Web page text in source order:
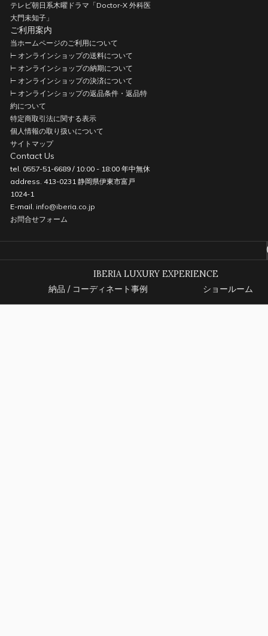
テレビ朝日系木曜ドラマ「Doctor-X 外科医
大門未知子」
ご利用案内
当ホームページのご利用について
⊢ オンラインショップの送料について
⊢ オンラインショップの納期について
⊢ オンラインショップの決済について
⊢ オンラインショップの返品条件・返品特
約について
特定商取引法に関する表示
個人情報の取り扱いについて
サイトマップ
Contact Us
tel. 0557-51-6689 / 10:00 - 18:00 年中無休
address. 413-0231 静岡県伊東市富戸
1024-1
E-mail. info@iberia.co.jp
お問合せフォーム
IBERIA LUXURY EXPERIENCE
納品 / コーディネート事例
ショールーム